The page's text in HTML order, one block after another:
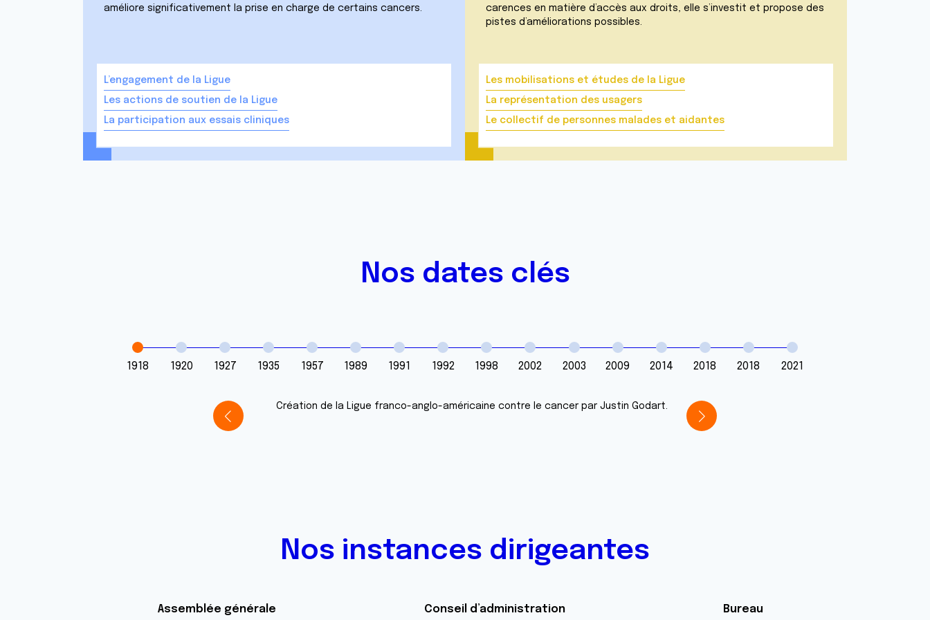
e
n
t
améliore significativement la prise en charge de certains cancers.
L’engagement de la Ligue
Les actions de soutien de la Ligue
La participation aux essais cliniques
carences en matière d’accès aux droits, elle s’investit et propose des
pistes d’améliorations possibles.
Les mobilisations et études de la Ligue
La représentation des usagers
Le collectif de personnes malades et aidantes
Nos dates clés
Création de la Ligue franco-anglo-américaine contre le cancer par Justin Godart.
1918 1920 1927 1935 1957 1989 1991 1992 1998 2002 2003 2009 2014 2018 2018 2021
Nos instances dirigeantes
Assemblée générale Conseil d’administration Bureau